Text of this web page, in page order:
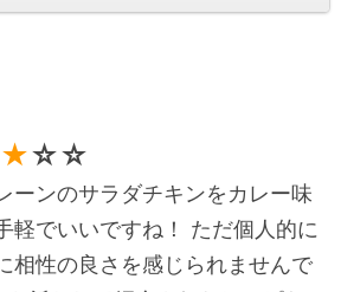
☆☆
ーンのサラダチキンをカレー味
軽でいいですね！ ただ個人的に
相性の良さを感じられませんで